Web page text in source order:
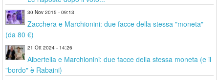
30 Nov 2015 - 09:13
Zacchera e Marchionini: due facce della stessa "moneta"
(da 80 €)
21 Ott 2024 - 14:26
Albertella e Marchionini: due facce della stessa moneta (e il
"bordo" è Rabaini)